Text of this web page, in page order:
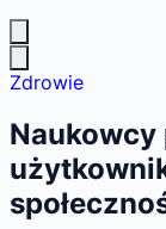
Zdrowie